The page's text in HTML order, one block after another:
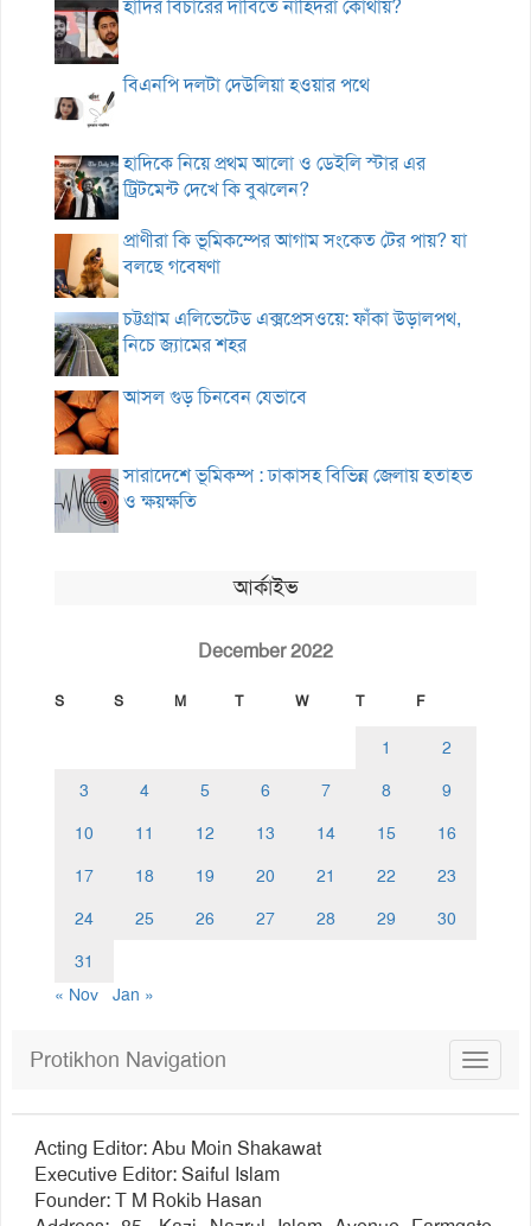
হাদির বিচারের দাবিতে নাহিদরা কোথায়?
বিএনপি দলটা দেউলিয়া হওয়ার পথে
হাদিকে নিয়ে প্রথম আলো ও ডেইলি স্টার এর
ট্রিটমেন্ট দেখে কি বুঝলেন?
প্রাণীরা কি ভূমিকম্পের আগাম সংকেত টের পায়? যা
বলছে গবেষণা
চট্টগ্রাম এলিভেটেড এক্সপ্রেসওয়ে: ফাঁকা উড়ালপথ,
নিচে জ্যামের শহর
আসল গুড় চিনবেন যেভাবে
সারাদেশে ভূমিকম্প : ঢাকাসহ বিভিন্ন জেলায় হতাহত
ও ক্ষয়ক্ষতি
আর্কাইভ
December 2022
S S M T W T F
1
2
3
4 5 6 7 8
9
10
11 12 13 14 15
16
17
18 19 20 21 22
23
24
25 26 27 28 29
30
31
« Nov
Jan »
Toggle
Protikhon Navigation
Acting Editor: Abu Moin Shakawat
Executive Editor: Saiful Islam
Founder: T M Rokib Hasan